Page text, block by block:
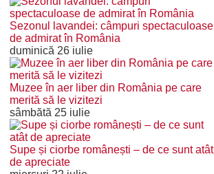
Sezonul lavandei: câmpuri spectaculoase
de admirat în România
duminică 26 iulie
Muzee în aer liber din România pe care
merită să le vizitezi
sâmbătă 25 iulie
Supe și ciorbe românești – de ce sunt atât
de apreciate